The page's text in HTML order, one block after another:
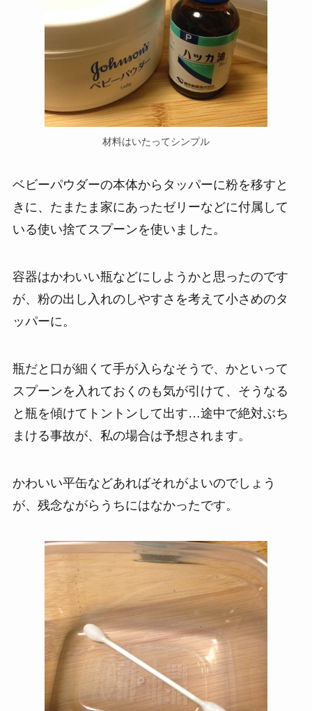
材料はいたってシンプル
ベビーパウダーの本体からタッパーに粉を移すと
きに、たまたま家にあったゼリーなどに付属して
いる使い捨てスプーンを使いました。
容器はかわいい瓶などにしようかと思ったのです
が、粉の出し入れのしやすさを考えて小さめのタ
ッパーに。
瓶だと口が細くて手が入らなそうで、かといって
スプーンを入れておくのも気が引けて、そうなる
と瓶を傾けてトントンして出す…途中で絶対ぶち
まける事故が、私の場合は予想されます。
かわいい平缶などあればそれがよいのでしょう
が、残念ながらうちにはなかったです。